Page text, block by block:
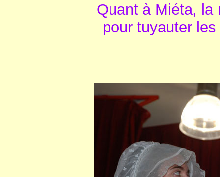
Quant à Miéta, la
pour tuyauter